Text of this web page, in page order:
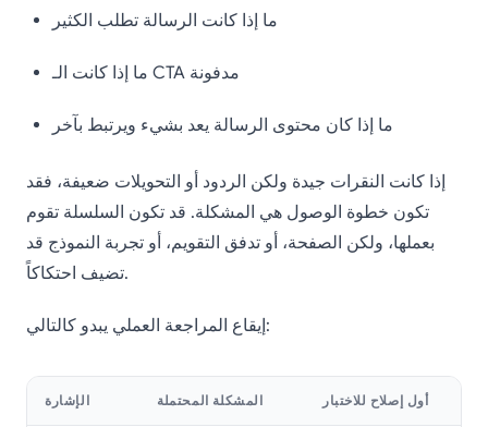
ما إذا كانت الرسالة تطلب الكثير
ما إذا كانت الـ CTA مدفونة
ما إذا كان محتوى الرسالة يعد بشيء ويرتبط بآخر
إذا كانت النقرات جيدة ولكن الردود أو التحويلات ضعيفة، فقد
تكون خطوة الوصول هي المشكلة. قد تكون السلسلة تقوم
بعملها، ولكن الصفحة، أو تدفق التقويم، أو تجربة النموذج قد
تضيف احتكاكاً.
إيقاع المراجعة العملي يبدو كالتالي:
الإشارة المشكلة المحتملة أول إصلاح للاختبار